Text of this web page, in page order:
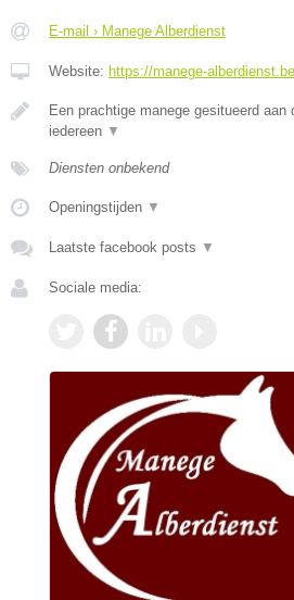
E-mail › Manege Alberdienst
Website: https://manege-
Een prachtige manege gesitueerd
iedereen ▼
Diensten onbekend
Openingstijden ▼
Laatste facebook posts ▼
Sociale media: